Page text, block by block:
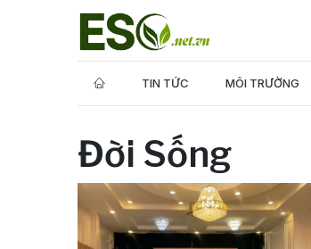
TIN TỨC MÔI TRƯỜNG
Đời Sống